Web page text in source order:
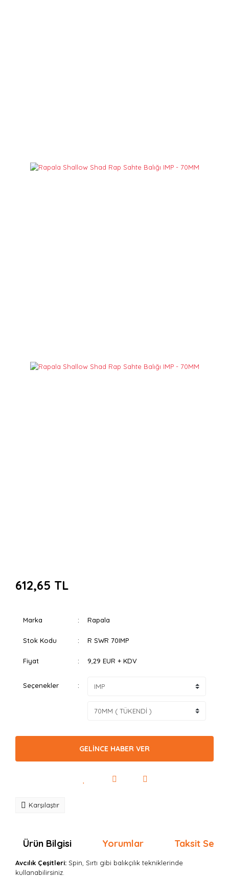
612,65 TL
Marka Rapala
Stok Kodu R SWR 70IMP
Fiyat 9,29 EUR + KDV
Seçenekler
GELİNCE HABER VER
Karşılaştır
Ürün Bilgisi Yorumlar Taksit
Avcılık Çeşitleri: Spin, Sırtı gibi balıkçılık tekniklerinde
kullanabilirsiniz.